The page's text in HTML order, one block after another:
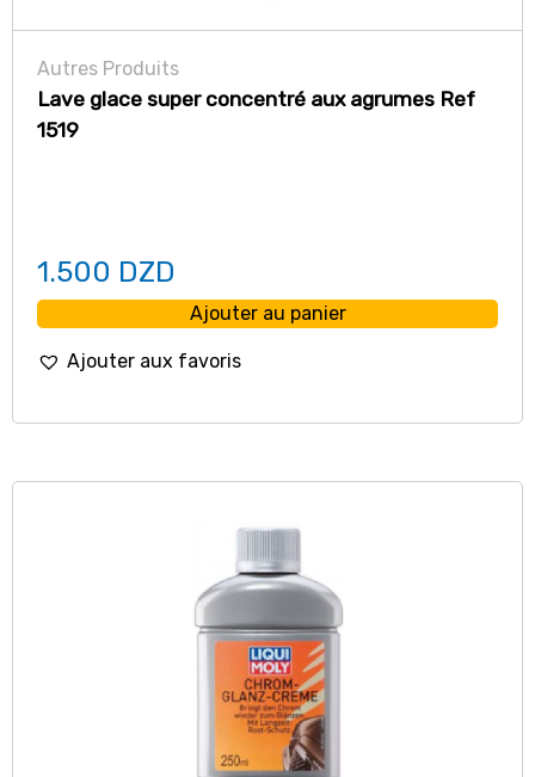
Autres Produits
Lave glace super concentré aux agrumes Ref
1519
1.500 DZD
Ajouter au panier
Ajouter aux favoris